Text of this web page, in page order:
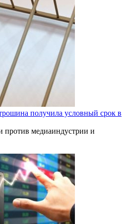
получила условный срок в
против медиаиндустрии и